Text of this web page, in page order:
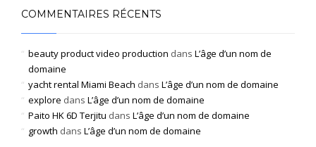
COMMENTAIRES RÉCENTS
beauty product video production dans L’âge d’un nom de
domaine
yacht rental Miami Beach dans L’âge d’un nom de domaine
explore dans L’âge d’un nom de domaine
Paito HK 6D Terjitu dans L’âge d’un nom de domaine
growth dans L’âge d’un nom de domaine